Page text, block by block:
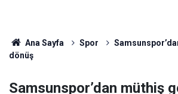
Ana Sayfa Spor
dönüş
Samsunspor’dan müthiş